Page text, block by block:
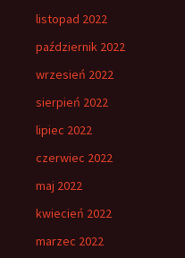
listopad 2022
październik 2022
wrzesień 2022
sierpień 2022
lipiec 2022
czerwiec 2022
maj 2022
kwiecień 2022
marzec 2022